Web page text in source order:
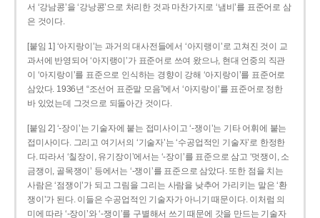
서 ‘강남콩’을 ‘강낭콩’으로 처리한 것과 마찬가지로 ‘냄비’를 표준어로 삼
은 것이다.
[붙임 1] ‘아지랑이’는 과거의 대사전들에서 ‘아지랭이’로 고쳐진 것이 교
과서에 반영되어 ‘아지랭이’가 표준어로 쓰여 왔으나, 현대 언중의 직관
이 ‘아지랑이’를 표준으로 인식하는 경향이 강해 ‘아지랑이’를 표준어로
삼았다. 1936년 “조선어 표준말 모음”에서 ‘아지랑이’를 표준어로 정한
바 있었는데 그것으로 되돌아간 것이다.
[붙임 2] ‘-장이’는 기술자에 붙는 접미사이고 ‘-쟁이’는 기타 어휘에 붙는
접미사이다. 그리고 여기서의 ‘기술자’는 ‘수공업적인 기술자’로 한정한
다. 따라서 ‘칠장이, 유기장이’에서는 ‘-장이’를 표준으로 삼고 ‘멋쟁이, 소
금쟁이, 골목쟁이’ 등에서는 ‘-쟁이’를 표준으로 삼았다. 또한 점을 치는
사람은 ‘점쟁이’가 되고 그림을 그리는 사람을 낮추어 가리키는 말은 ‘환
쟁이’가 된다. 이들은 수공업적인 기술자가 아니기 때문이다. 이처럼 의
미에 따라 ‘-장이’와 ‘-쟁이’를 구별해서 쓰기 때문에 갓을 만드는 기술자